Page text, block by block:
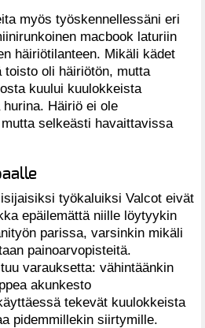
myös työskennellessäni eri
macbook laturiin
häiriötilanteen. Mikäli kädet
toisto oli häiriötön, mutta
kuului kuulokkeista
Häiriö ei ole
selkeästi havaittavissa
työkaluiksi Valcot eivät
epäilemättä niille löytyykin
parissa, varsinkin mikäli
painoarvopisteitä.
varauksetta: vähintäänkin
akunkesto
tekevät kuulokkeista
pidemmillekin siirtymille.